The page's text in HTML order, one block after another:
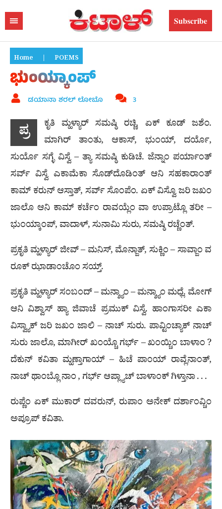
Subscribe
Home | POEMS
ಭುಂಯ್ಕಾಂಪ್
ಡಯಾನಾ ಶರಲ್ ಲೋಬೊ 3
ಪ್ರ
ಕೃತಿ ಮ್ಹಳ್ಯಾರ್ ಸಮಷ್ಠಿ ರಚ್ಣಿ, ಏಕ್ ಕೂಡ್ ಜಶೆಂ.
ಮಾಗಿರ್ ತಾಂತು, ಆಕಾಸ್, ಭುಂಯ್, ದರ್ಯೊ,
ಸುರ್ಯೊ ಸಗ್ಳೆ ವಿಸ್ವೆ – ತ್ಯಾ ಸಮಷ್ಠಿ ಕುಡಿಚೆ. ಜೆನ್ನಾಂ ಪರ್ಯಾಂತ್
ಸರ್ವ್ ವಿಸ್ವೆ ಎಕಾಮೆಕಾ ಸೊಡ್‌ದೊಡಿಂತ್ ಆನಿ ಸಹಕಾರಾಂತ್
ಕಾಮ್ ಕರುನ್ ಆಸ್ತಾತ್, ಸರ್ವ್ ಸೊಂಪೆಂ. ಏಕ್ ವಿಸ್ವೊ ಜರಿ ಜಖಂ
ಜಾಲೊ ಆನಿ ಕಾಮ್ ಕರ್ಚೆಂ ರಾವಯ್ಲೆಂ ವಾ ಉಪ್ರಾಟ್ಲೊ ತರೀ –
ಭುಂಯ್ಕಾಂಪ್, ವಾದಾಳ್, ಸುನಾಮಿ ಸುರು, ಸಮಷ್ಠಿ ರಚ್ಣೆಂತ್.
ಪ್ರಕೃತಿ ಮ್ಹಳ್ಯಾರ್ ಜೀವ್ – ಮನಿಸ್, ಮೊನ್ಜಾತ್, ಸುಕ್ಣಿಂ – ಸಾವ್ಜಾಂ ವ
ರೂಕ್ ಝಾಡಾಂಚೊಂ ಸಯ್ತ್.
ಪ್ರಕೃತಿ ಮ್ಹಳ್ಯಾರ್ ಸಂಬಂದ್ – ಮನ್ಶ್ಯಾಂ – ಮನ್ಶ್ಯಾಂ ಮಧ್ಲೆ. ಮೋಗ್
ಆನಿ ವಿಶ್ವಾಸ್ ಹ್ಯಾ ಜಿವಾಚೆ ಪ್ರಮುಕ್ ವಿಸ್ವೆ. ಹಾಂಗಾಸರೀ ಎಕಾ
ವಿಸ್ವ್ಯಾಕ್ ಜರಿ ಜಖಂ ಜಾಲಿ – ನಾಚ್ ಸುರು. ಪಾವ್ಟಿಂಚ್ಯಾಕ್ ನಾಚ್
ಸುರು ಜಾಲೊ, ಮಾಗೀರ್ ಖಂಯ್ಚೊ ಗರ್ಭ್ – ಖಂಯ್ಚಿಂ ಬಾಳಾಂ ?
ದೆಕುನ್ ಕವಿತಾ ಮ್ಹಣ್ತಾಗಾಯ್ – ಹಿಚೆ ಪಾಂಯ್ ರಾವ್ಲೆನಾಂತ್,
ನಾಚ್ ಥಾಂಬ್ಲೊ ನಾಂ , ಗರ್ಭ್ ಆಪ್ಲ್ಯಾಚ್ ಬಾಳಾಂಕ್ ಗಿಳ್ತಾನಾ . . .
ರುಪ್ಣೆಂ ಏಕ್ ಮುಕಾರ್ ದವರುನ್, ರುಪಾಂ ಅನೇಕ್ ದರ್ಶಾಂವ್ಚಿಂ
ಅಪ್ರೂಪ್ ಕವಿತಾ.